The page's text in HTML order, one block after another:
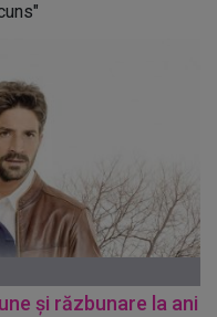
și răzbunare la ani